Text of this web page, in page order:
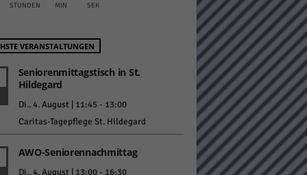
STUNDEN MIN SEK
VERANSTALTUNGEN
Seniorenmittagstisch in St.
Hildegard
Di.. 4. August | 11:45 - 13:00
Caritas-Tagepflege St. Hildegard
AWO-Seniorennachmittag
Di.. 4. August | 13:00- 16:30
z.